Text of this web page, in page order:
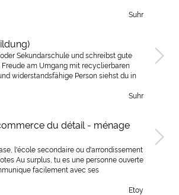
Suhr
Sekundarschule und schreibst gute
Freude am Umgang mit recyclierbaren
widerstandsfähige Person siehst du in
Suhr
du détail - ménage
l'école secondaire ou d'arrondissement
Au surplus, tu es une personne ouverte
facilement avec ses
Etoy